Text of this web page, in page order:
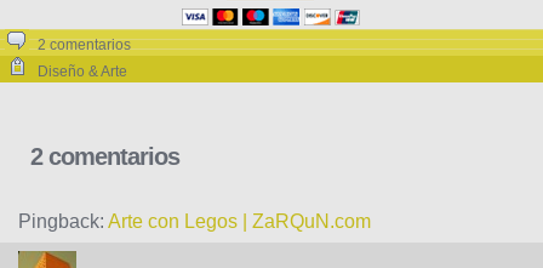
2 comentarios
Diseño & Arte
2 comentarios
Pingback: Arte con Legos | ZaRQuN.com